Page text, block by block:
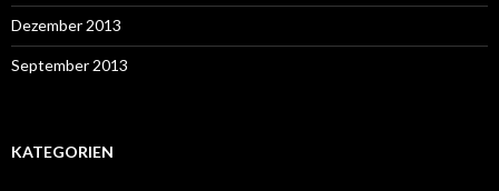
Dezember 2013
September 2013
KATEGORIEN